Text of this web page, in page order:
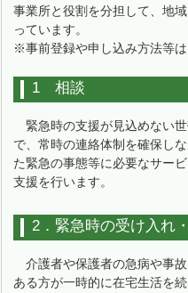
事業所と役割を分担して、地
っています。
※事前登録や申し込み方法等は
1 相談
緊急時の支援が見込めない
で、常時の連絡体制を確保し
た緊急の事態等に必要なサー
支援を行います。
2．緊急時の受け入れ
介護者や保護者の急病や事
ある方が一時的に在宅生活を